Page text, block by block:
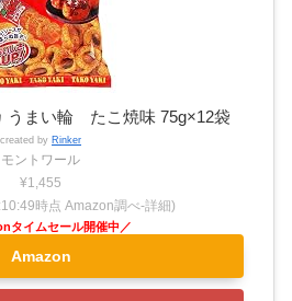
うまい輪 たこ焼味 75g×12袋
created by Rinker
モントワール
¥1,455
時点 Amazon調べ-詳細)
Amazon